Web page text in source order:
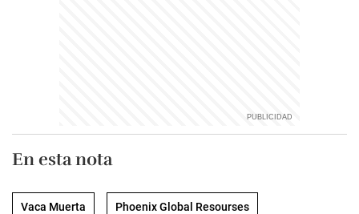
En esta nota
Vaca Muerta Phoenix Global Resourses